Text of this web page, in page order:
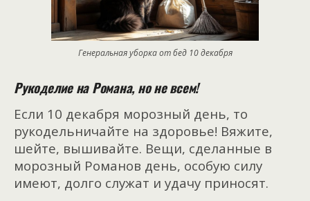
Генеральная уборка от бед 10 декабря
Рукоделие на Романа, но не всем!
Если 10 декабря морозный день, то
рукодельничайте на здоровье! Вяжите,
шейте, вышивайте. Вещи, сделанные в
морозный Романов день, особую силу
имеют, долго служат и удачу приносят.